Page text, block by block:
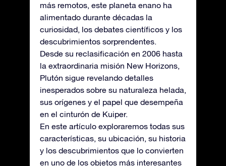
más remotos, este planeta enano ha
alimentado durante décadas la
curiosidad, los debates científicos y los
descubrimientos sorprendentes.
Desde su reclasificación en 2006 hasta
la extraordinaria misión New Horizons,
Plutón sigue revelando detalles
inesperados sobre su naturaleza helada,
sus orígenes y el papel que desempeña
en el cinturón de Kuiper.
En este artículo exploraremos todas sus
características, su ubicación, su historia
y los descubrimientos que lo convierten
en uno de los objetos más interesantes